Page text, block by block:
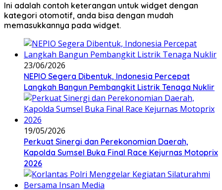
Ini adalah contoh keterangan untuk widget dengan
kategori otomotif, anda bisa dengan mudah
memasukkannya pada widget.
23/06/2026
NEPIO Segera Dibentuk, Indonesia Percepat
Langkah Bangun Pembangkit Listrik Tenaga Nuklir
19/05/2026
Perkuat Sinergi dan Perekonomian Daerah,
Kapolda Sumsel Buka Final Race Kejurnas Motoprix
2026